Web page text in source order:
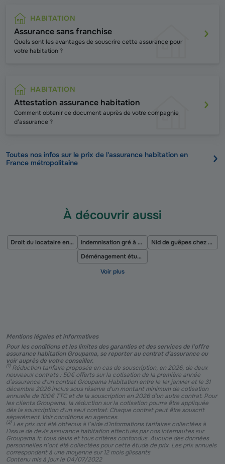
HABITATION
Assurance sans franchise
Quels sont les avantages de souscrire cette assurance pour
votre habitation ?
HABITATION
Attestation assurance habitation
Comment obtenir ce document auprès de votre compagnie
d’assurance ?
Toutes nos infos sur le prix de l'assurance habitation en
France métropolitaine
À découvrir aussi
Droit du locataire en cas de gros travaux Indemnisation gré à gré
Nid de guêpes chez soi
Déménagement étudiant
Mentions légales et informatives
Pour les conditions et les limites des garanties et des services de l'offre
assurance habitation Groupama, se reporter au contrat d’assurance ou
voir auprès de votre conseiller.
(1) Réduction tarifaire proposée en cas de souscription, en 2026, de deux
nouveaux contrats : 50€ offerts sur la cotisation de la première année
d’assurance d'un contrat Groupama Habitation entre le 1er janvier et le 31
décembre 2026 inclus sous réserve d'un montant minimum de cotisation
annuelle de 100€ TTC et de la souscription en 2026 d’un autre contrat. Pour
les clients Groupama, la réduction sur la cotisation pourra être appliquée
dès la souscription d'un seul contrat. Chaque contrat peut être souscrit
séparément. Voir conditions en agences.
(2) Les prix ont été obtenus à l’aide d’informations tarifaires collectées à
l’issue de devis assurance habitation effectués par nos internautes sur
Groupama.fr, tous devis et tous critères confondus. Aucune des données
personnelles n’ont été collectées pour cette étude de prix. Les prix annuels
correspondent à une moyenne sur 12 mois glissants
Contenu mis à jour le 04/07/2022